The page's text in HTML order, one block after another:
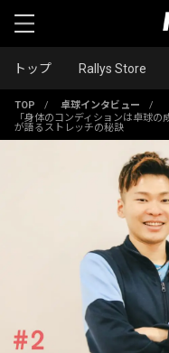
トップ Rallys Store
TOP / 卓球インタビュー
/
「身体のコンディションは卓球
が語るストレッチの秘訣